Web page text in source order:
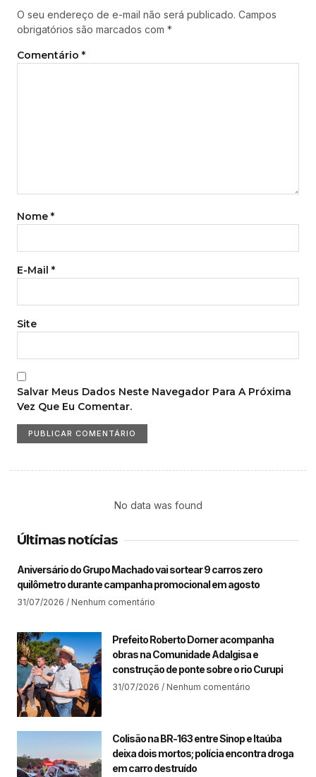
O seu endereço de e-mail não será publicado. Campos
obrigatórios são marcados com *
Comentário *
Nome *
E-Mail *
Site
Salvar Meus Dados Neste Navegador Para A Próxima
Vez Que Eu Comentar.
No data was found
Últimas notícias
Aniversário do Grupo Machado vai sortear 9 carros zero
quilômetro durante campanha promocional em agosto
31/07/2026 Nenhum comentário
Prefeito Roberto Dorner acompanha
obras na Comunidade Adalgisa e
construção de ponte sobre o rio Curupi
31/07/2026 Nenhum comentário
Colisão na BR-163 entre Sinop e Itaúba
deixa dois mortos; polícia encontra droga
em carro destruído